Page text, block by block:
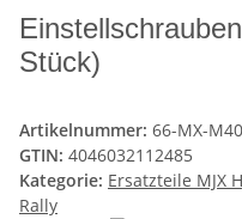
Stück)
Artikelnummer: 66-MX-
GTIN: 4046032112485
Kategorie: Ersatzteile MJX
Rally